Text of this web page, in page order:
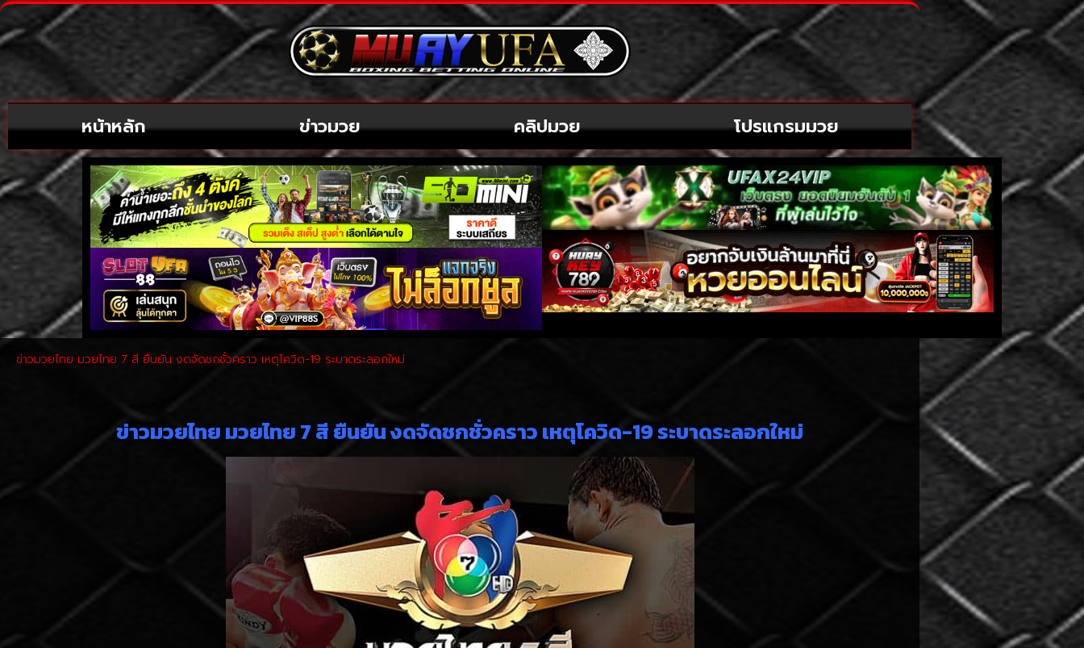
หน้าหลัก ข่าวมวย คลิปมวย โปรแกรมมวย
ข่าวมวยไทย มวยไทย 7 สี ยืนยัน งดจัดชกชั่วคราว เหตุโควิด-19 ระบาดระลอกใหม่
ข่าวมวยไทย มวยไทย 7 สี ยืนยัน งดจัดชกชั่วคราว เหตุโควิด-19 ระบาดระลอกใหม่